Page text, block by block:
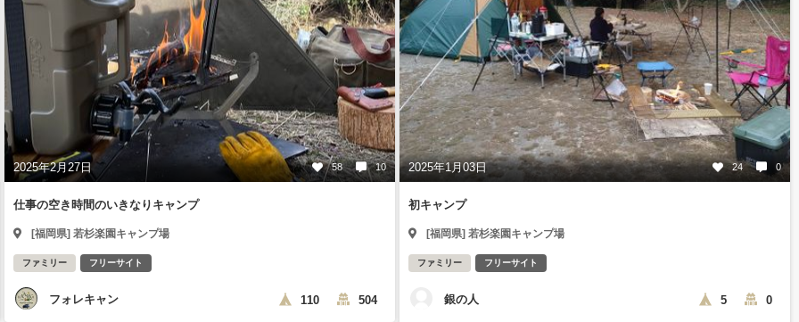
2025年2月27日 58 10
仕事の空き時間のいきなりキャンプ
[福岡県] 若杉楽園キャンプ場
ファミリー フリーサイト
フォレキャン 110 504
2025年1月03日 24 0
初キャンプ
[福岡県] 若杉楽園キャンプ場
ファミリー フリーサイト
銀の人 5 0